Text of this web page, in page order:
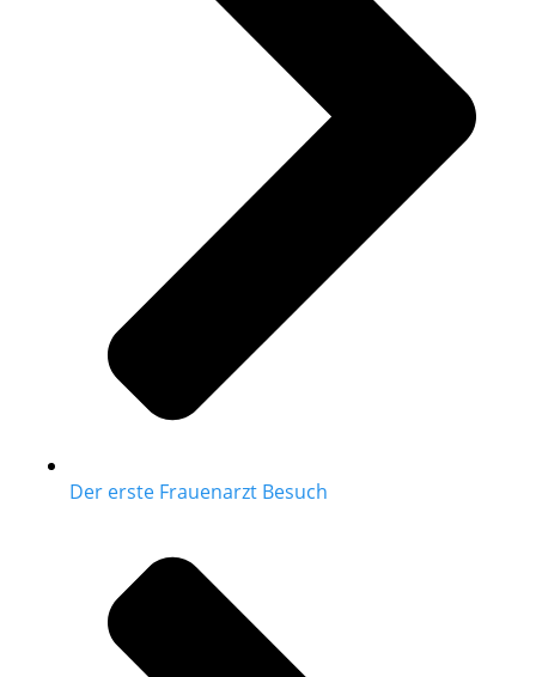
Der erste Frauenarzt Besuch